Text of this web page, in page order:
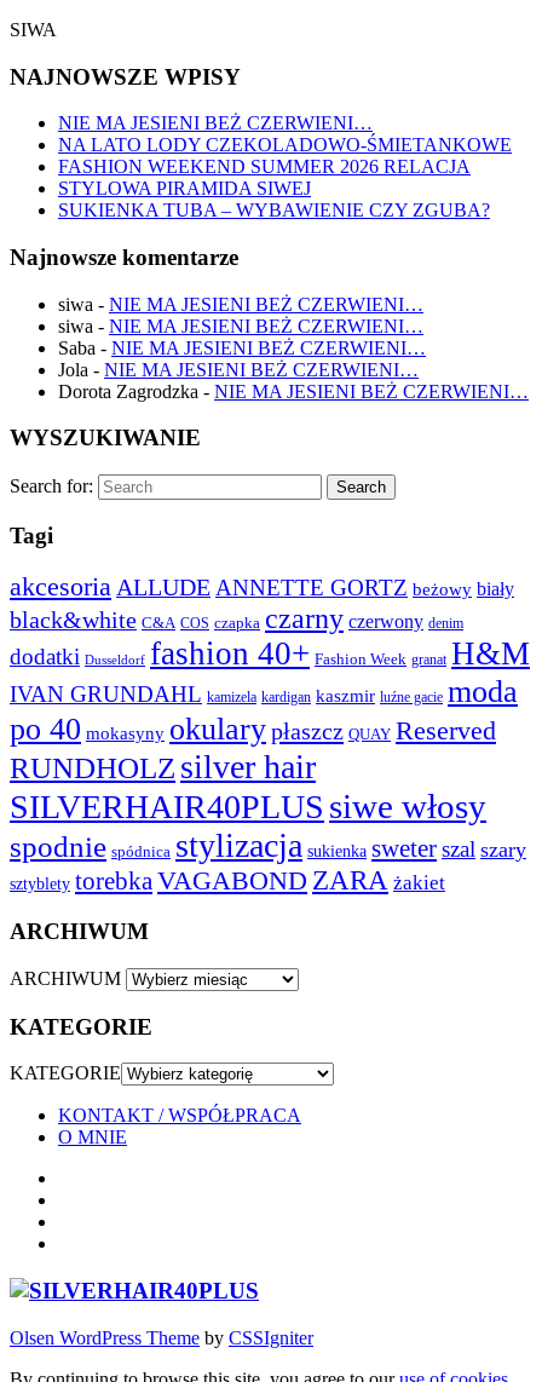
SIWA
NAJNOWSZE WPISY
NIE MA JESIENI BEŻ CZERWIENI…
NA LATO LODY CZEKOLADOWO-ŚMIETANKOWE
FASHION WEEKEND SUMMER 2026 RELACJA
STYLOWA PIRAMIDA SIWEJ
SUKIENKA TUBA – WYBAWIENIE CZY ZGUBA?
Najnowsze komentarze
siwa - NIE MA JESIENI BEŻ CZERWIENI…
siwa - NIE MA JESIENI BEŻ CZERWIENI…
Saba - NIE MA JESIENI BEŻ CZERWIENI…
Jola - NIE MA JESIENI BEŻ CZERWIENI…
Dorota Zagrodzka - NIE MA JESIENI BEŻ CZERWIENI…
WYSZUKIWANIE
Search for: Search
Tagi
akcesoria ALLUDE ANNETTE GORTZ beżowy biały
black&white C&A COS czapka czarny czerwony denim
dodatki Dusseldorf fashion 40+ Fashion Week granat H&M
IVAN GRUNDAHL kamizela kardigan kaszmir luźne gacie moda
po 40 mokasyny okularypłaszcz QUAY Reserved
RUNDHOLZ silver hair
SILVERHAIR40PLUS siwe włosy
spodnie spódnica stylizacja sukienka sweterszal szary
sztyblety torebka VAGABOND ZARA żakiet
ARCHIWUM
ARCHIWUM
KATEGORIE
KATEGORIE
KONTAKT / WSPÓŁPRACA
O MNIE
Olsen WordPress Theme by CSSIgniter